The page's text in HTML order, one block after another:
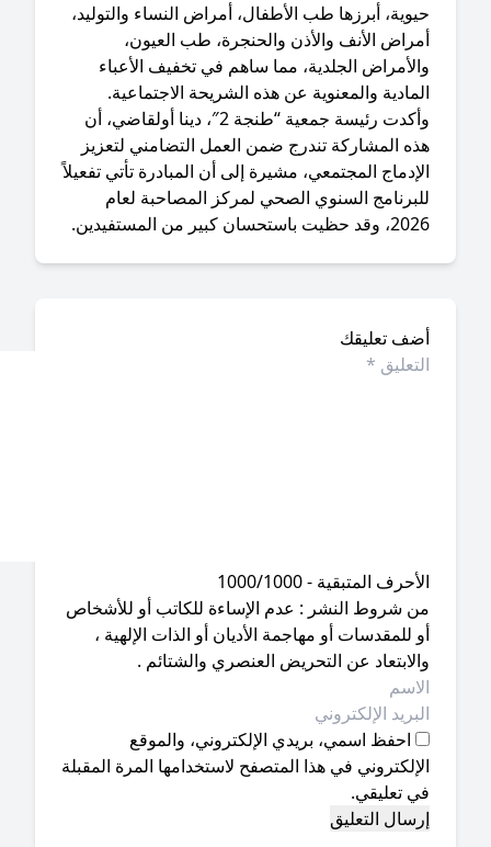
أبرزها طب الأطفال، أمراض النساء والتوليد،
الأنف والأذن والحنجرة، طب العيون،
الجلدية، مما ساهم في تخفيف الأعباء
والمعنوية عن هذه الشريحة الاجتماعية.
​وأكدت رئيسة جمعية “طنجة 2″، دينا أولقاضي، أن
المشاركة تندرج ضمن العمل التضامني لتعزيز
المجتمعي، مشيرة إلى أن المبادرة تأتي تفعيلاً
السنوي الصحي لمركز المصاحبة لعام
تعليقك
المتبقية - 1000/1000
شروط النشر : عدم الإساءة للكاتب أو للأشخاص
للمقدسات أو مهاجمة الأديان أو الذات الإلهية ،
عن التحريض العنصري والشتائم .
احفظ اسمي، بريدي الإلكتروني، والموقع
في هذا المتصفح لاستخدامها المرة المقبلة
تعليقي.